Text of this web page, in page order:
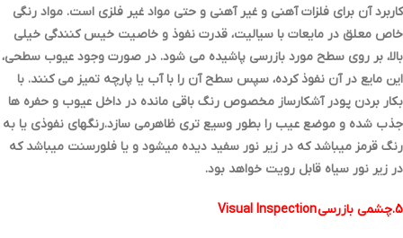
کاربرد آن براي فلزات آهنی و غیر آهنی و حتی مواد غیر فلزي است. مواد رنگی
خاص معلق در مایعات با سیالیت، قدرت نفوذ و خاصیت خیس کنندگی خیلی
بالا، بر روي سطح مورد بازرسی پاشیده می شود. در صورت وجود عیوب سطحی،
این مایع در آن نفوذ کرده، سپس سطح آن را با آب یا پارچه تمیز می کنند. با
بکار بردن پودر آشکارساز مخصوص رنگ باقی مانده در داخل عیوب و حفره ها
جذب شده و موضع عیب را بطور وسیع تري ظاهرمی سازد.رنگهاي نفوذي یا به
رنگ قرمز میباشد که در زیر نور سفید دیده میشود و یا فلورسنت میباشد که
در زیر نور سیاه قابل رویت خواهد بود.
5.چشمی بازرسی Visual Inspection